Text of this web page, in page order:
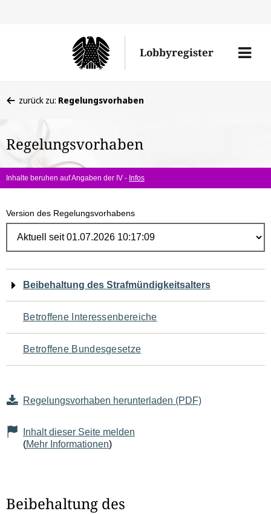
Lobbyregister
Menü
befinden
hier:
zurück zu: Regelungsvorhaben
Regelungsvorhaben
Inhalte beruhen auf Angaben der IV - Infos
Version des Regelungsvorhabens
Navigation
für
den
Seiteninhalt
Beibehaltung des Strafmündigkeitsalters
Betroffene Interessenbereiche
Betroffene Bundesgesetze
Regelungsvorhaben herunterladen (PDF)
Inhalt dieser Seite melden
(Mehr Informationen)
Beibehaltung des